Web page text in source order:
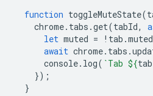
function toggleMuteState(
chrome. tabs .get(tabId,
let muted = ! tab .
await chrome. tabs .
console. log( `Tab ${tab
});
}